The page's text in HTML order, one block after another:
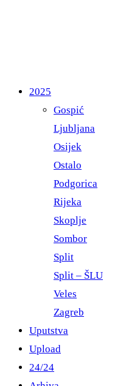
2025
Gospić
Ljubljana
Osijek
Ostalo
Podgorica
Rijeka
Skoplje
Sombor
Split
Split – ŠLU
Veles
Zagreb
Uputstva
Upload
24/24